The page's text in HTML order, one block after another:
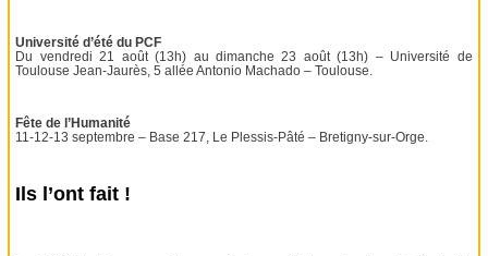
Université d’été du PCF
Du vendredi 21 août (13h) au dimanche 23 août (13h) – Université de
Toulouse Jean-Jaurès, 5 allée Antonio Machado – Toulouse.
Fête de l’Humanité
11-12-13 septembre – Base 217, Le Plessis-Pâté – Bretigny-sur-Orge.
Ils l’ont fait !